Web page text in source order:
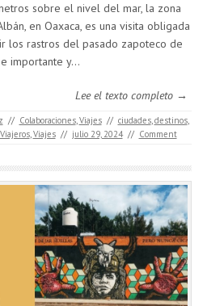
sobre el nivel del mar, la zona
en Oaxaca, es una visita obligada
los rastros del pasado zapoteco de
importante y…
Lee el texto completo →
// Colaboraciones,Viajes // ciudades,destinos,
Viajeros,Viajes // julio 29, 2024 // Comment